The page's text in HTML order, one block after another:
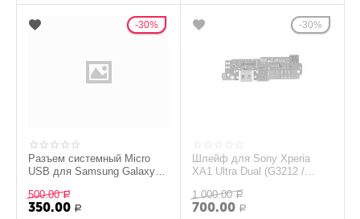
30%
Разъем системный Micro
USB для Samsung Galaxy
MC-168
500.00 Р
350.00 Р
30%
Шлейф для Sony Xperia
XA1 Ultra Dual (G3212 /
микрофон
1 000.00 Р
700.00 Р